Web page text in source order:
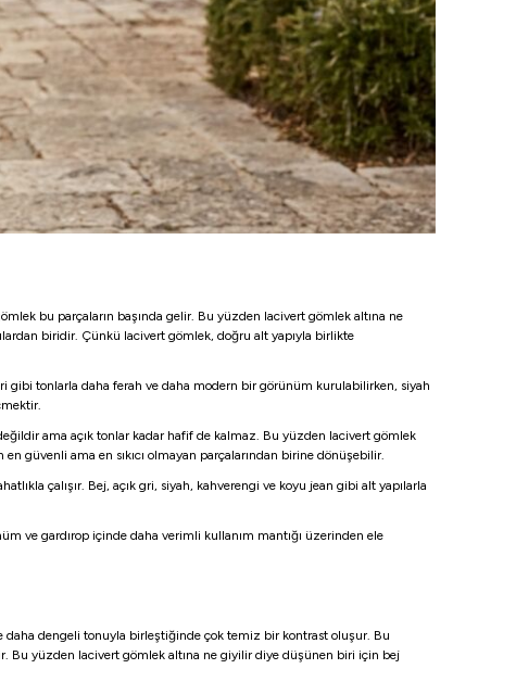
bu parçaların başında gelir. Bu yüzden lacivert gömlek altına ne
biridir. Çünkü lacivert gömlek, doğru alt yapıyla birlikte
gibi tonlarla daha ferah ve daha modern bir görünüm kurulabilirken, siyah
ama açık tonlar kadar hafif de kalmaz. Bu yüzden lacivert gömlek
güvenli ama en sıkıcı olmayan parçalarından birine dönüşebilir.
çalışır. Bej, açık gri, siyah, kahverengi ve koyu jean gibi alt yapılarla
ve gardırop içinde daha verimli kullanım mantığı üzerinden ele
daha dengeli tonuyla birleştiğinde çok temiz bir kontrast oluşur. Bu
Bu yüzden lacivert gömlek altına ne giyilir diye düşünen biri için bej